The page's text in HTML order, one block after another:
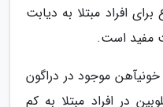
افراد مبتلا به دیابت
موجود در دراگون
در افراد مبتلا به کم